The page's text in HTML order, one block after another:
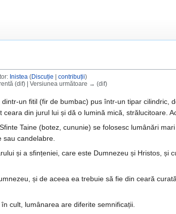
Inistea (Discuție contribuții)
(dif) | Versiunea următoare → (dif)
dintr-un fitil (fir de bumbac) pus într-un tipar
din jurul lui și dă o lumină mică, strălucitoare.
Taine (botez, cununie) se folosesc lumânări
sau candelabre.
și a sfințeniei, care este Dumnezeu și Hristos,
și de aceea ea trebuie să fie din ceară
cult, lumânarea are diferite semnificații.